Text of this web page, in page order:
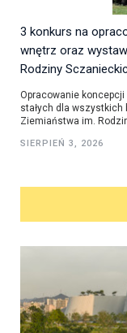
3 konkurs na
wnętrz oraz
Rodziny
Opracowanie
stałych dla wszystkich
Ziemiaństwa im.
SIERPIEŃ 3, 2026